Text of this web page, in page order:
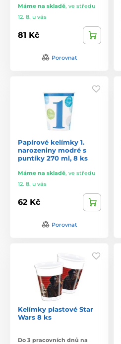
Máme na skladě, ve středu
12. 8. u vás
81 Kč
Porovnat
Papírové kelímky 1.
narozeniny modré s
puntíky 270 ml, 8 ks
Máme na skladě, ve středu
12. 8. u vás
62 Kč
Porovnat
Kelímky plastové Star
Wars 8 ks
Do 3 pracovních dnů na